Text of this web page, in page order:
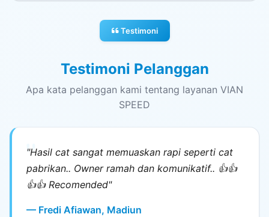
Testimoni
Testimoni Pelanggan
Apa kata pelanggan kami tentang layanan VIAN
SPEED
"Hasil cat sangat memuaskan rapi seperti cat
pabrikan.. Owner ramah dan komunikatif.. 👍👍
👍👍 Recomended"
— Fredi Afiawan, Madiun